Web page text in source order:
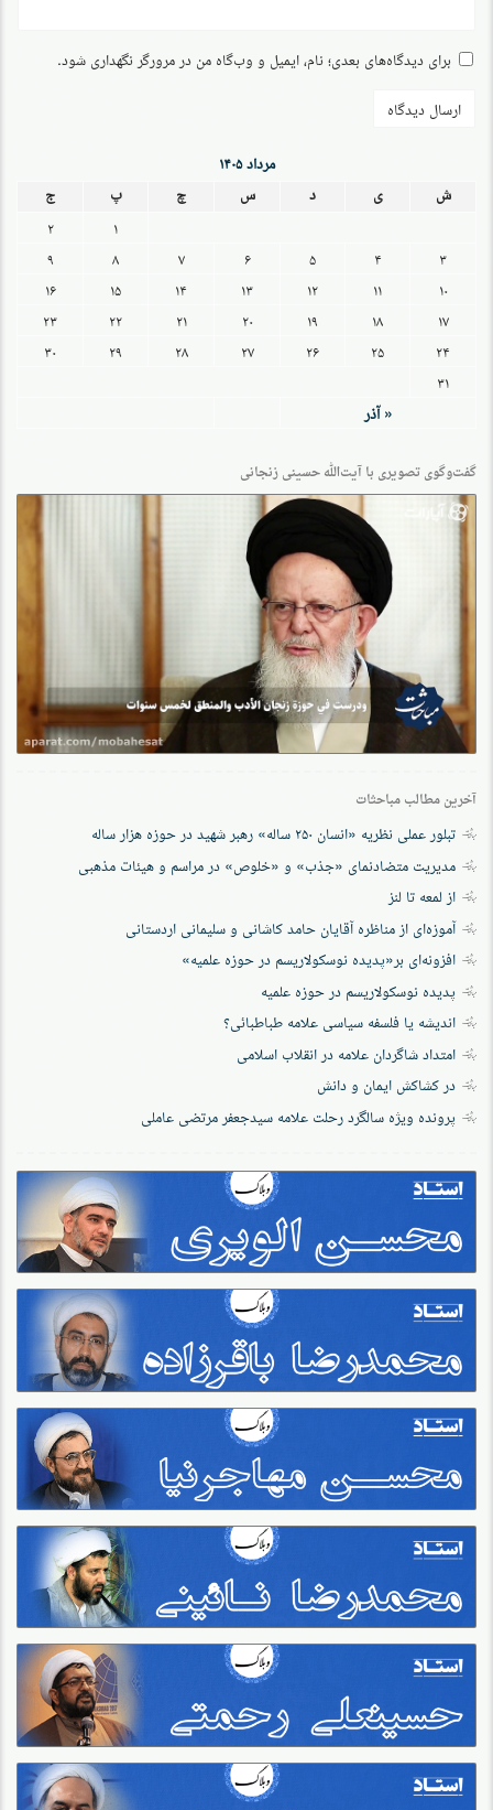
برای دیدگاه‌های بعدی؛ نام، ایمیل و وب‌گاه من در مرورگر نگهداری شود.
مرداد ۱۴۰۵
ش
ی د س چ پ
ج
۱
۲
۳
۴ ۵ ۶ ۷ ۸
۹
۱۰
۱۱ ۱۲ ۱۳ ۱۴ ۱۵
۱۶
۱۷
۱۸ ۱۹ ۲۰ ۲۱ ۲۲
۲۳
۲۴
۲۵ ۲۶ ۲۷ ۲۸ ۲۹
۳۰
۳۱
« آذر
گفت‌وگو‌ی تصویری با آیت‌الله حسینی زنجانی
آخرین مطالب مباحثات
تبلور عملی نظریه «انسان ۲۵۰ ساله» رهبر شهید در حوزه هزار ساله
مدیریت متضادنمای «جذب» و «خلوص» در مراسم و هیئات مذهبی
از لمعه تا لنز
آموزه‌ای از مناظره آقایان حامد کاشانی و سلیمانی اردستانی
افزونه‌ای بر«پدیده نوسکولاریسم در حوزه‌ علمیه»
پدیده نوسکولاریسم در حوزه علمیه
اندیشه یا فلسفه سیاسی علامه طباطبائی؟
امتداد شاگردان علامه در انقلاب اسلامی
در کشاکش ایمان و دانش
پرونده‌ ویژه سالگرد رحلت علامه سیدجعفر مرتضی عاملی